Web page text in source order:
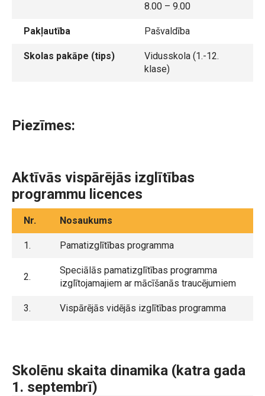
8.00 – 9.00
Pakļautība Pašvaldība
Skolas pakāpe (tips)
Vidusskola (1.-12.
klase)
Piezīmes:
Aktīvās vispārējās izglītības
programmu licences
Nr. Nosaukums
1. Pamatizglītības programma
2.
Speciālās pamatizglītības programma
izglītojamajiem ar mācīšanās traucējumiem
3. Vispārējās vidējās izglītības programma
Skolēnu skaita dinamika (katra gada
1. septembrī)